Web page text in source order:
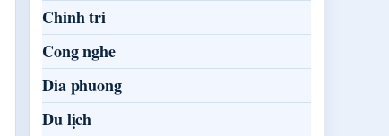
Chinh tri
Cong nghe
Dia phuong
Du lịch